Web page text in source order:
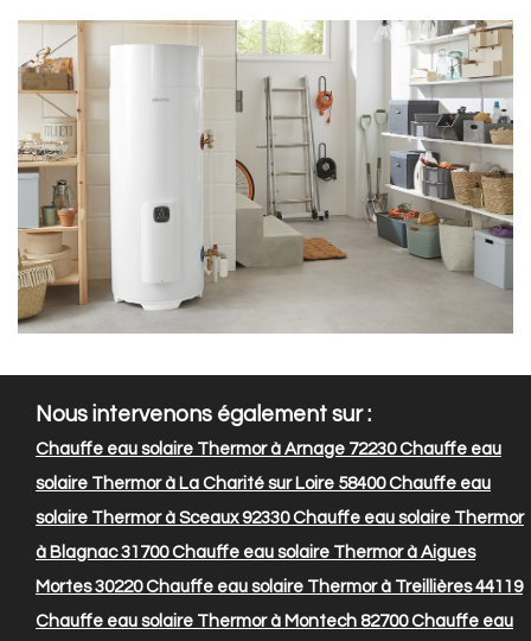
Nous intervenons également sur :
Chauffe eau solaire Thermor à Arnage 72230Chauffe eau
solaire Thermor à La Charité sur Loire 58400Chauffe eau
solaire Thermor à Sceaux 92330Chauffe eau solaire Thermor
à Blagnac 31700Chauffe eau solaire Thermor à Aigues
Mortes 30220Chauffe eau solaire Thermor à Treillières 44119
Chauffe eau solaire Thermor à Montech 82700Chauffe eau